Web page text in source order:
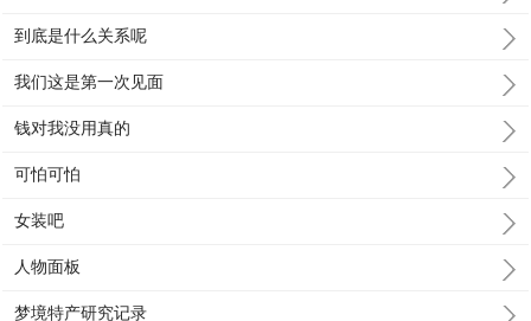
到底是什么关系呢
我们这是第一次见面
钱对我没用真的
可怕可怕
女装吧
人物面板
梦境特产研究记录